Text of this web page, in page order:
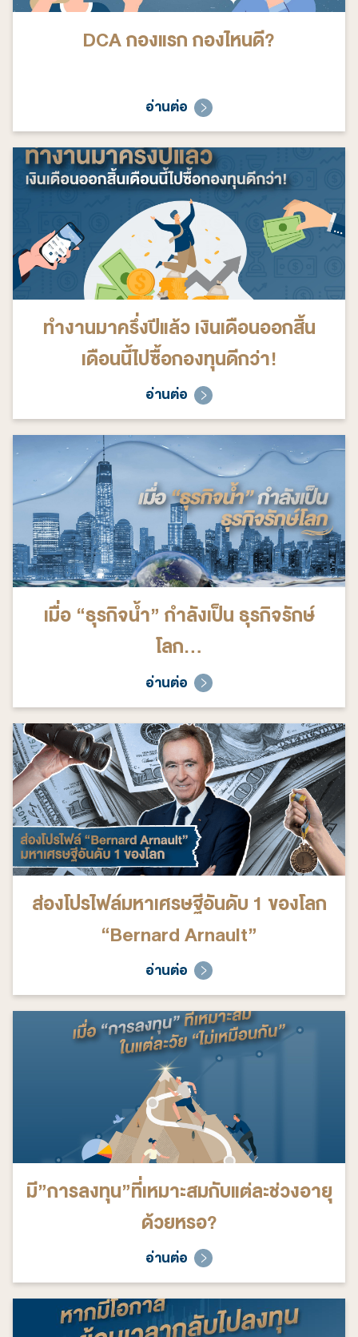
DCA กองแรก กองไหนดี?
อ่านต่อ
ทำงานมาครึ่งปีแล้ว เงินเดือนออกสิ้น
เดือนนี้ไปซื้อกองทุนดีกว่า!
อ่านต่อ
เมื่อ “ธุรกิจน้ำ” กำลังเป็น ธุรกิจรักษ์
โลก…
อ่านต่อ
ส่องโปรไฟล์มหาเศรษฐีอันดับ 1 ของโลก
“Bernard Arnault”
อ่านต่อ
มี”การลงทุน”ที่เหมาะสมกับแต่ละช่วงอายุ
ด้วยหรอ?
อ่านต่อ